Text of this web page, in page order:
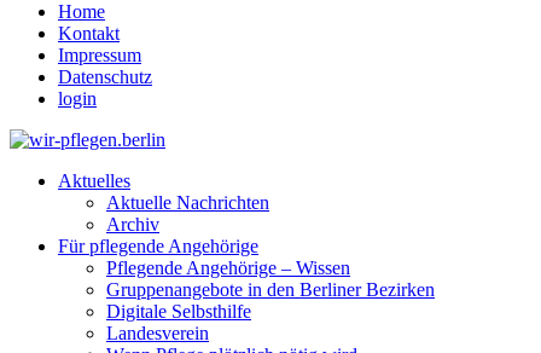
Home
Kontakt
Impressum
Datenschutz
login
Aktuelles
Aktuelle Nachrichten
Archiv
Für pflegende Angehörige
Pflegende Angehörige – Wissen
Gruppenangebote in den Berliner Bezirken
Digitale Selbsthilfe
Landesverein